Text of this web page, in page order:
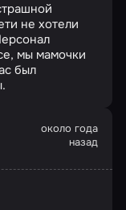
не хотели
мы мамочки
был
около года
назад